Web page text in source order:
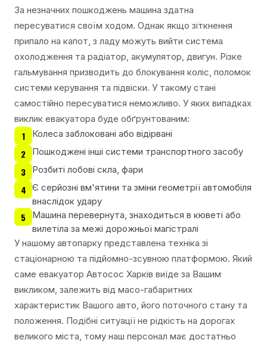
За незначних пошкоджень машина здатна
пересуватися своїм ходом. Однак якщо зіткнення
припало на капот, з ладу можуть вийти система
охолодження та радіатор, акумулятор, двигун. Різке
гальмування призводить до блокування коліс, поломок
системи керування та підвіски. У такому стані
самостійно пересуватися неможливо. У яких випадках
виклик евакуатора буде обґрунтованим:
1 Колеса заблоковані або відірвані
2 Пошкоджені інші системи транспортного засобу
3 Розбиті лобові скла, фари
4 Є серйозні вм'ятини та зміни геометрії автомобіля
внаслідок удару
5
Машина перевернута, знаходиться в кюветі або
вилетіла за межі дорожньої магістралі
У нашому автопарку представлена техніка зі
стаціонарною та підйомно-зсувною платформою. Який
саме евакуатор Автосос Харків виїде за Вашим
викликом, залежить від масо-габаритних
характеристик Вашого авто, його поточного стану та
положення. Подібні ситуації не рідкість на дорогах
великого міста, тому наш персонал має достатньо